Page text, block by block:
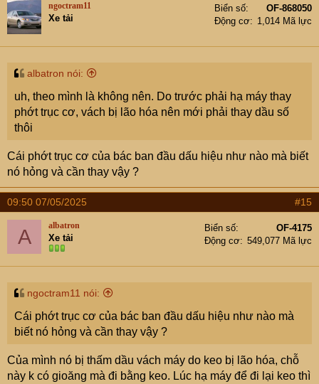
ngoctram11
Xe tải
Biển số
OF-868050
Động cơ
1,014 Mã lực
albatron nói:
uh, theo mình là không nên. Do trước phải hạ máy thay
phớt trục cơ, vách bị lão hóa nên mới phải thay dầu số
thôi
Cái phớt trục cơ của bác ban đầu dấu hiệu như nào mà biết
nó hỏng và cần thay vậy ?
09:50 07/05/2025 #15
A albatron
Xe tải
Biển số
OF-4175
Động cơ
549,077 Mã lực
ngoctram11 nói:
Cái phớt trục cơ của bác ban đầu dấu hiệu như nào mà
biết nó hỏng và cần thay vậy ?
Của mình nó bị thấm dầu vách máy do keo bị lão hóa, chỗ
này k có gioăng mà đi bằng keo. Lúc hạ máy để đi lại keo thì